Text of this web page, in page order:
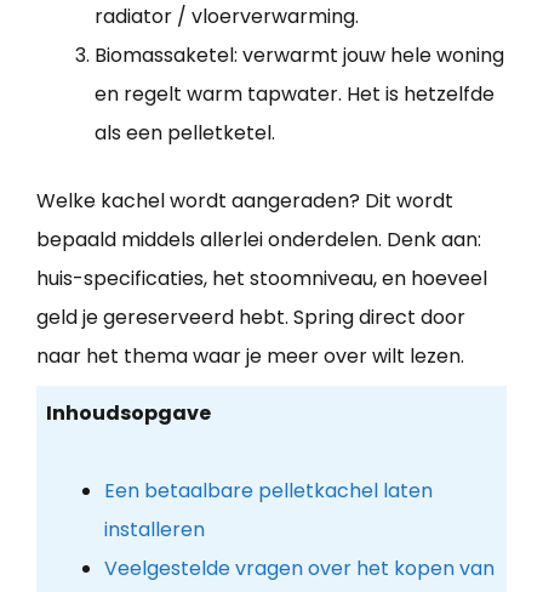
radiator / vloerverwarming.
Biomassaketel: verwarmt jouw hele woning
en regelt warm tapwater. Het is hetzelfde
als een pelletketel.
Welke kachel wordt aangeraden? Dit wordt
bepaald middels allerlei onderdelen. Denk aan:
huis-specificaties, het stoomniveau, en hoeveel
geld je gereserveerd hebt. Spring direct door
naar het thema waar je meer over wilt lezen.
Inhoudsopgave
Een betaalbare pelletkachel laten
installeren
Veelgestelde vragen over het kopen van